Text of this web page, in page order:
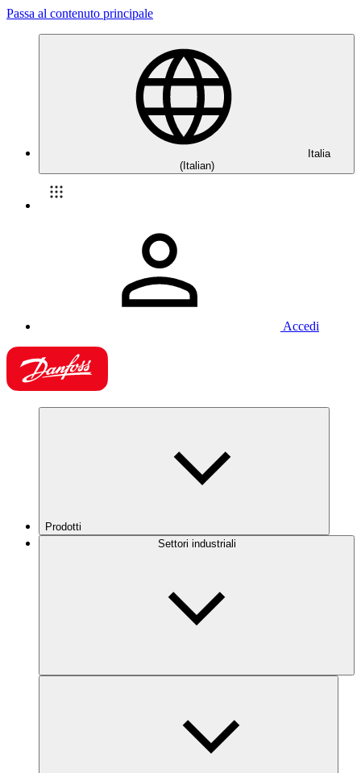
Passa al contenuto principale
Italia
(Italian)
Accedi
Prodotti
Settori industriali